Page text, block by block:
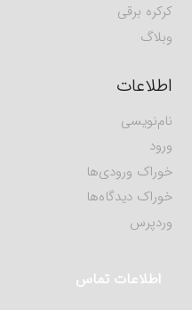
کرکره برقی
وبلاگ
اطلاعات
نام‌نویسی
ورود
خوراک ورودی‌ها
خوراک دیدگاه‌ها
وردپرس
اطلاعات تماس